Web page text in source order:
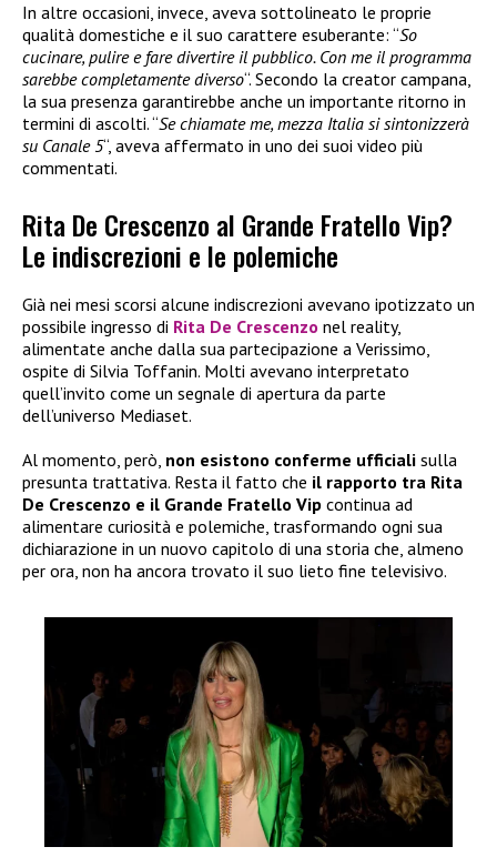
In altre occasioni, invece, aveva sottolineato le proprie
qualità domestiche e il suo carattere esuberante: “So
cucinare, pulire e fare divertire il pubblico. Con me il programma
sarebbe completamente diverso“. Secondo la creator campana,
la sua presenza garantirebbe anche un importante ritorno in
termini di ascolti. “Se chiamate me, mezza Italia si sintonizzerà
su Canale 5“, aveva affermato in uno dei suoi video più
commentati.
Rita De Crescenzo al Grande Fratello Vip?
Le indiscrezioni e le polemiche
Già nei mesi scorsi alcune indiscrezioni avevano ipotizzato un
possibile ingresso di Rita De Crescenzo nel reality,
alimentate anche dalla sua partecipazione a Verissimo,
ospite di Silvia Toffanin. Molti avevano interpretato
quell’invito come un segnale di apertura da parte
dell’universo Mediaset.
Al momento, però, non esistono conferme ufficiali sulla
presunta trattativa. Resta il fatto che il rapporto tra Rita
De Crescenzo e il Grande Fratello Vip continua ad
alimentare curiosità e polemiche, trasformando ogni sua
dichiarazione in un nuovo capitolo di una storia che, almeno
per ora, non ha ancora trovato il suo lieto fine televisivo.